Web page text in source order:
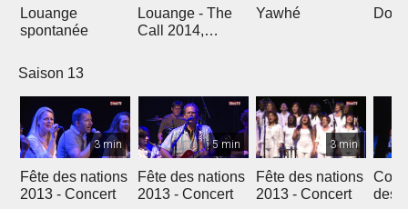
Louange
spontanée
Louange - The
Call 2014,
Yawhé
Saison 13
3 min
Fête des nations
2013 - Concert
5 min
Fête des nations
2013 - Concert
3 min
Fête des nations
2013 - Concert
des